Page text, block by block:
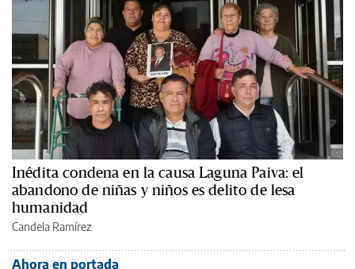
Inédita condena en la causa Laguna Paiva: el
abandono de niñas y niños es delito de lesa
humanidad
Candela Ramírez
Ahora en portada